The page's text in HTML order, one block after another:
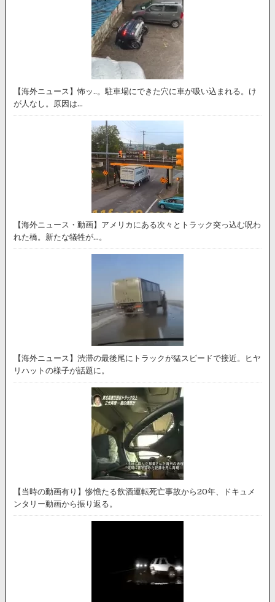
【海外ニュース】怖ッ..。駐車場にできた穴に車が吸い込まれる。け
が人なし。原因は…
【海外ニュース・動画】アメリカにある次々とトラック突っ込む呪わ
れた橋。新たな犠牲が…。
【海外ニュース】渋滞の最後尾にトラックが猛スピードで接近。ヒヤ
リハットの様子が話題に。
【当時の動画有り】惨憺たる飲酒運転死亡事故から20年、ドキュメ
ンタリー動画から振り返る。